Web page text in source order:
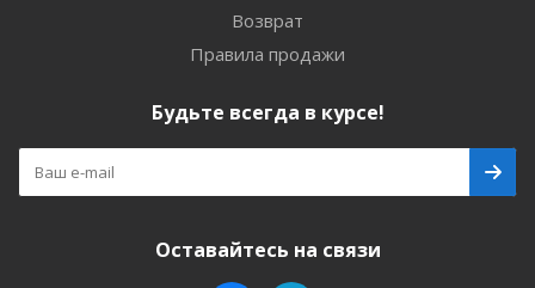
Возврат
Правила продажи
Будьте всегда в курсе!
Оставайтесь на связи